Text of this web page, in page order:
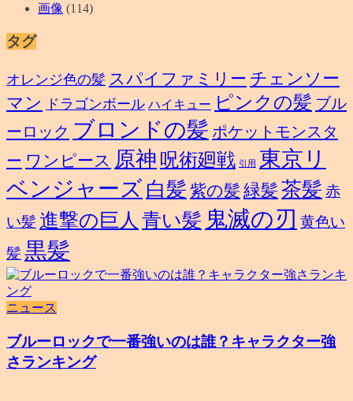
画像 (114)
タグ
オレンジ色の髪 スパイファミリー チェンソー
マン
ドラゴンボール ハイキュー ピンクの髪 ブル
ーロック ブロンドの髪 ポケットモンスタ
ー ワンピース 原神 呪術廻戦 引用
東京リ
ベンジャーズ 白髪 紫の髪 緑髪 茶髪 赤
い髪進撃の巨人 青い髪 鬼滅の刃 黄色い
髪黒髪
ニュース
ブルーロックで一番強いのは誰？キャラクター強
さランキング